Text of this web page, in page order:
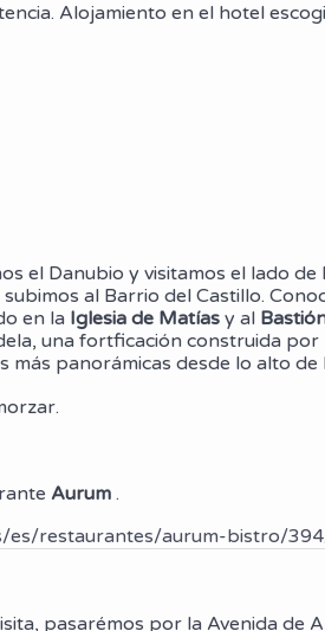
Alojamiento en el hotel
el Danubio y visitamos el lado
al Barrio del Castillo.
en la Iglesia de Matías y al
una fortficación construida
más panorámicas desde lo alto de
Aurum .
es/restaurantes/aurum-bistro/
pasarémos por la Avenida de